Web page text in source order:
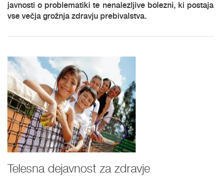
javnosti o problematiki te nenalezljive bolezni, ki postaja
vse večja grožnja zdravju prebivalstva.
Telesna dejavnost za zdravje